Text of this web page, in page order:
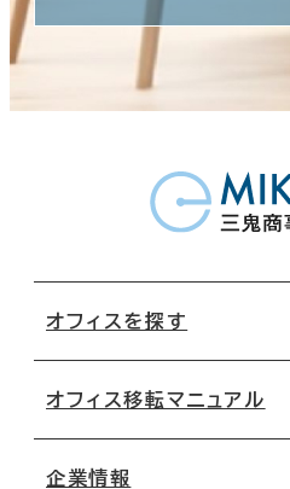
オフィスを探す
地図から探す
オフィス移転マニュアル
企業情報